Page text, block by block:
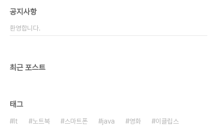
공지사항
환영합니다.
최근 포스트
태그
It 노트북 스마트폰 java 영화
이클립스